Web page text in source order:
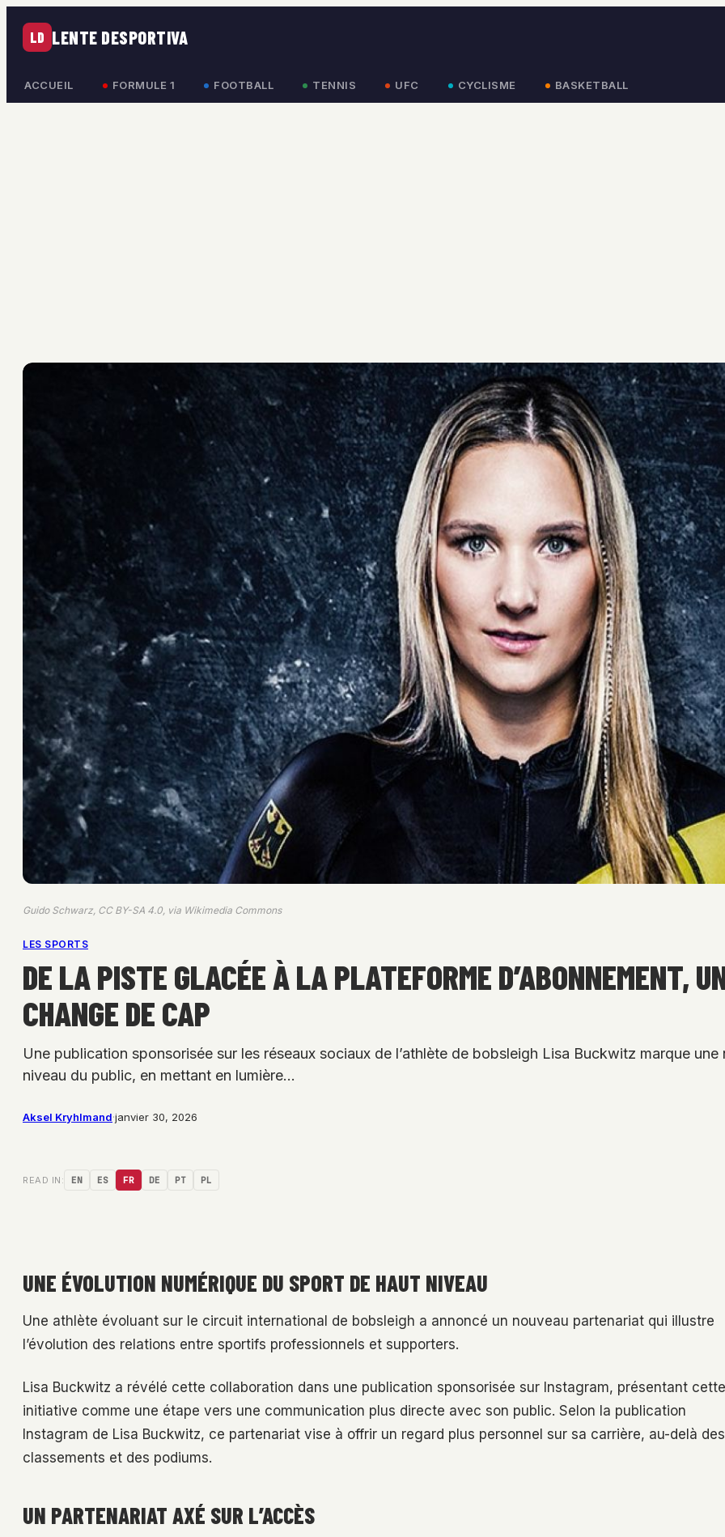
LD LENTE DESPORTIVA
ACCUEIL FORMULE 1 FOOTBALL TENNIS UFC CYCLISME BASKETBALL
Guido Schwarz, CC BY-SA 4.0, via Wikimedia Commons
LES SPORTS
DE LA PISTE GLACÉE À LA PLATEFORME D’ABONNEMENT,
CHANGE DE CAP
Une publication sponsorisée sur les réseaux sociaux de l’athlète de bobsleigh Lisa Buckwitz marque
niveau du public, en mettant en lumière…
Aksel Kryhlmand·janvier 30, 2026
READ IN: EN ES FR DE PT PL
UNE ÉVOLUTION NUMÉRIQUE DU SPORT DE HAUT NIVEAU
Une athlète évoluant sur le circuit international de bobsleigh a annoncé un nouveau partenariat qui illustre
l’évolution des relations entre sportifs professionnels et supporters.
Lisa Buckwitz a révélé cette collaboration dans une publication sponsorisée sur Instagram, présentant cette
initiative comme une étape vers une communication plus directe avec son public. Selon la publication
Instagram de Lisa Buckwitz, ce partenariat vise à offrir un regard plus personnel sur sa carrière, au-delà des
classements et des podiums.
UN PARTENARIAT AXÉ SUR L’ACCÈS